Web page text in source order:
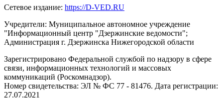
Сетевое издание: https://D-VED.RU
Учредители: Муниципальное автономное учреждение
"Информационный центр "Дзержинские ведомости";
Администрация г. Дзержинска Нижегородской области
Зарегистрировано Федеральной службой по надзору в сфере
связи, информационных технологий и массовых
коммуникаций (Роскомнадзор).
Номер свидетельства: ЭЛ № ФС 77 - 81476. Дата регистрации:
27.07.2021